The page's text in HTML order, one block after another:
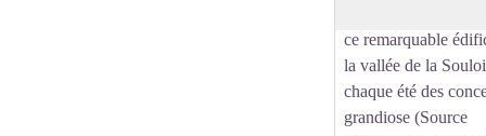
ce remarquable
la vallée de la
chaque été des
grandiose (Source